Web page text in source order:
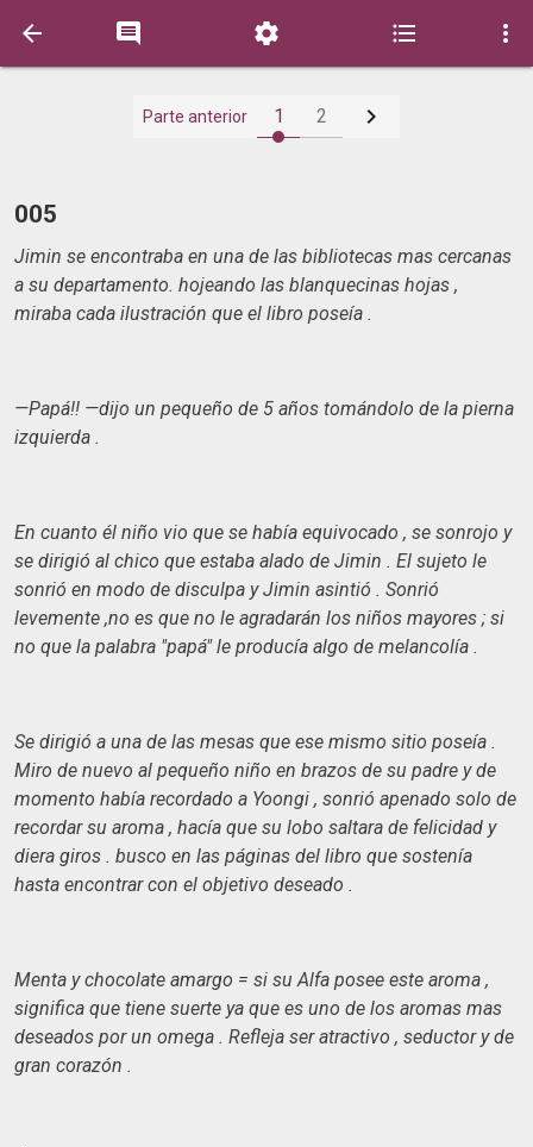
    
Parte anterior 1 2 
005
Jimin se encontraba en una de las bibliotecas mas cercanas
a su departamento. hojeando​ las blanquecinas hojas ,
miraba cada ilustración que el libro poseía .
—Papá!! —dijo un pequeño de 5 años tomándolo de la pierna
izquierda .
En cuanto él niño vio que se había equivocado , se sonrojo y
se dirigió al chico que estaba alado de Jimin . El sujeto le
sonrió en modo de disculpa y Jimin asintió . Sonrió
levemente ,no es que no le agradarán los niños mayores ; si
no que la palabra "papá" le producía algo de melancolía .
Se dirigió a una de las mesas que ese mismo sitio poseía .
Miro de nuevo al pequeño niño en brazos de su padre y de
momento había recordado a Yoongi , sonrió apenado solo de
recordar su aroma , hacía que su lobo saltara de felicidad y
diera giros . busco en las páginas del libro que sostenía
hasta encontrar con el objetivo deseado .
Menta y chocolate amargo = si su Alfa posee este aroma ,
significa que tiene suerte ya que es uno de los aromas mas
deseados por un omega . Refleja ser atractivo , seductor y de
gran corazón .